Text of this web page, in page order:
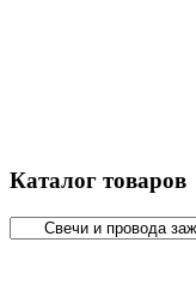
Каталог товаров